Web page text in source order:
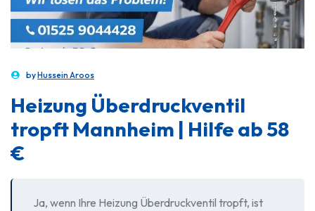
byHussein Aroos
Heizung Überdruckventil
tropft Mannheim | Hilfe ab 58
€
Ja, wenn Ihre Heizung Überdruckventil tropft, ist